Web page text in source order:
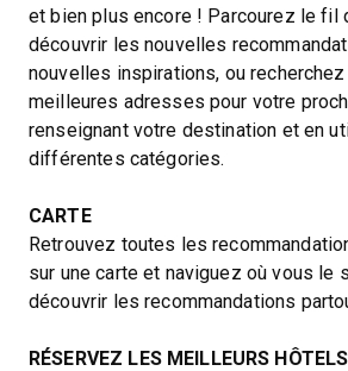
et bien plus encore ! Parcourez le fil
découvrir les nouvelles
nouvelles inspirations, ou
meilleures adresses pour votre
renseignant votre destination et en
différentes catégories.
CARTE
Retrouvez toutes les
sur une carte et naviguez où vous le
découvrir les recommandations
RÉSERVEZ LES MEILLEURS HÔTELS